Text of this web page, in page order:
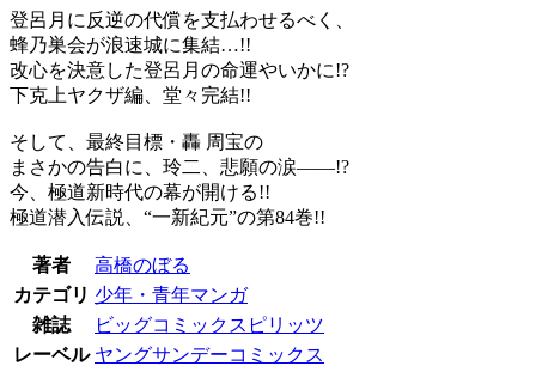
登呂月に反逆の代償を支払わせるべく、
蜂乃巣会が浪速城に集結…!!
改心を決意した登呂月の命運やいかに!?
下克上ヤクザ編、堂々完結!!
そして、最終目標・轟 周宝の
まさかの告白に、玲二、悲願の涙――!?
今、極道新時代の幕が開ける!!
極道潜入伝説、“一新紀元”の第84巻!!
著者
高橋のぼる
カテゴリ 少年・青年マンガ
雑誌
ビッグコミックスピリッツ
レーベル ヤングサンデーコミックス